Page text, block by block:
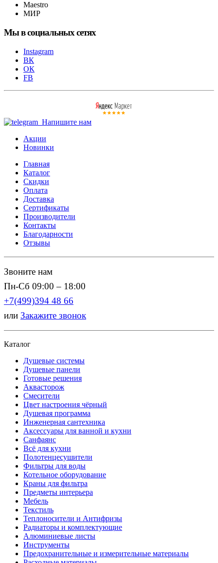
Maestro
МИР
Мы в социальных сетях
Instagram
ВК
ОК
FB
Напишите нам
Акции
Новинки
Главная
Каталог
Скидки
Оплата
Доставка
Сертификаты
Производители
Контакты
Благодарности
Отзывы
Звоните нам
Пн-Сб 09:00 – 18:00
+7(499)394 48 66
или Закажите звонок
Каталог
Душевые системы
Душевые панели
Готовые решения
Аквасторож
Смесители
Цвет настроения чёрный
Душевая программа
Инженерная сантехника
Аксессуары для ванной и кухни
Санфаянс
Всё для кухни
Полотенцесушители
Фильтры для воды
Котельное оборудование
Краны для фильтра
Предметы интерьера
Мебель
Текстиль
Теплоносители и Антифризы
Радиаторы и комплектующие
Алюминиевые листы
Инструменты
Предохранительные и измерительные материалы